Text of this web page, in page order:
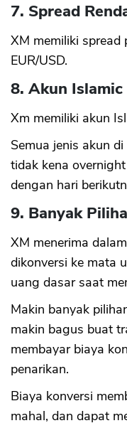
7. Spread
XM memiliki
EUR/USD.
8. Akun
Xm memiliki akun
Semua jenis akun
tidak kena
dengan hari
9. Banyak
XM menerima
dikonversi ke mata
uang dasar saat
Makin banyak
makin bagus buat
membayar biaya
penarikan.
Biaya konversi
mahal, dan dapat